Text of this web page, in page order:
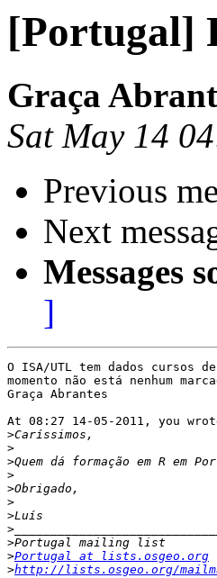
[Portugal]
Graça
Sat May 14
Previous
Next
Messages
]
O ISA/UTL tem dados cursos
momento não está nenhum
Graça Abrantes
At 08:27 14-05-2011, you
>
>
>
>
>
>
>
>
>
>Portugal at lists.osgeo.org
>http://lists.osgeo.org/